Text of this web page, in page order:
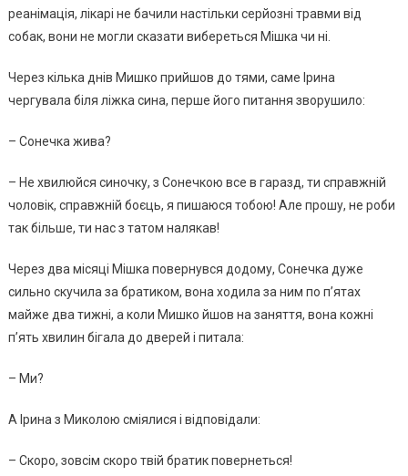
рeaнiмація, лікарі не бачили настільки серйозні тpaвми від
собак, вони не могли сказати вибереться Мiшка чи ні.
Через кілька днів Мишко прийшов до тями, саме Ірина
чергувала біля ліжка сина, перше його питання зворушило:
– Сонечка жива?
– Не хвилюйся синочку, з Сонечкою все в гаразд, ти справжній
чоловік, справжній боєць, я пишаюся тобою! Але прошу, не роби
так більше, ти нас з татом налякав!
Через два місяці Мішка повернувся додому, Сонечка дуже
сильно скучила за братиком, вона ходила за ним по п’ятах
майже два тижні, а коли Мишко йшов на заняття, вона кожні
п’ять хвилин бігала до дверей і питала:
– Ми?
А Ірина з Миколою сміялися і відповідали:
– Скоро, зовсім скоро твій братик повернеться!